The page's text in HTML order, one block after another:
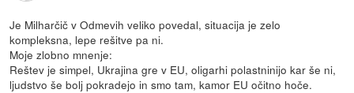
Je Milharčič v Odmevih veliko povedal, situacija je zelo
kompleksna, lepe rešitve pa ni.
Moje zlobno mnenje:
Reštev je simpel, Ukrajina gre v EU, oligarhi polastninijo kar še ni,
ljudstvo še bolj pokradejo in smo tam, kamor EU očitno hoče.